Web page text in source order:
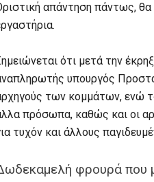
απάντηση πάντως,
ότι μετά την
υπουργός
των κομμάτων, ενώ
πρόσωπα, καθώς και οι
τυχόν και άλλους
φρουρά που